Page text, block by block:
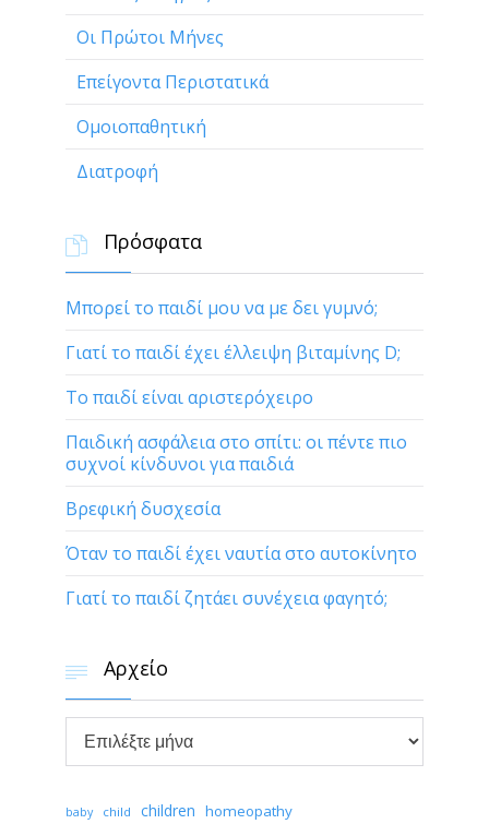
Οι Πρώτοι Μήνες
Επείγοντα Περιστατικά
Ομοιοπαθητική
Διατροφή
 Πρόσφατα
Μπορεί το παιδί μου να με δει γυμνό;
Γιατί το παιδί έχει έλλειψη βιταμίνης D;
Το παιδί είναι αριστερόχειρο
Παιδική ασφάλεια στο σπίτι: οι πέντε πιο
συχνοί κίνδυνοι για παιδιά
Βρεφική δυσχεσία
Όταν το παιδί έχει ναυτία στο αυτοκίνητο
Γιατί το παιδί ζητάει συνέχεια φαγητό;
 Αρχείο
Αρχείο
baby child children homeopathy